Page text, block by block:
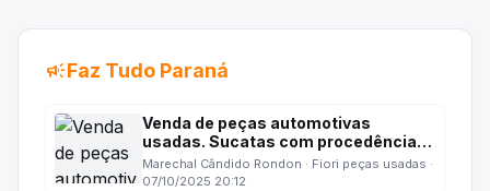
campaignFaz Tudo Paraná
Venda de peças automotivas
usadas. Sucatas com procedência,
baixadas no Detran com
documentação completa.
Marechal Cândido Rondon · Fiori peças usadas ·
07/10/2025 20:12